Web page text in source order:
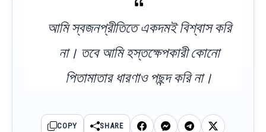
আমি স্বজনপ্রীতিতে একদমই বিশ্বাস করি
না। তবে আমি হস্তক্ষেপকারী কোনো
পিতামাতার ধারণাও পছন্দ করি না।
COPY SHARE